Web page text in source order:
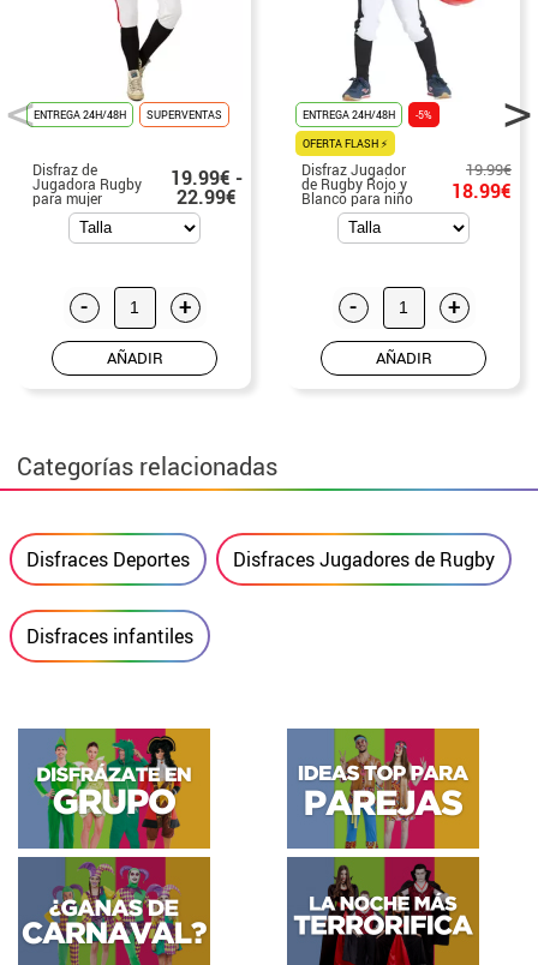
ENTREGA 24H/48H SUPERVENTAS
Disfraz de
Jugadora Rugby
para mujer
19.99€ -
22.99€
- +
AÑADIR
ENTREGA 24H/48H
-5%
OFERTA FLASH ⚡
Disfraz Jugador
de Rugby Rojo y
Blanco para niño
19.99€
18.99€
- +
AÑADIR
Categorías relacionadas
Disfraces Deportes Disfraces Jugadores de Rugby
Disfraces infantiles